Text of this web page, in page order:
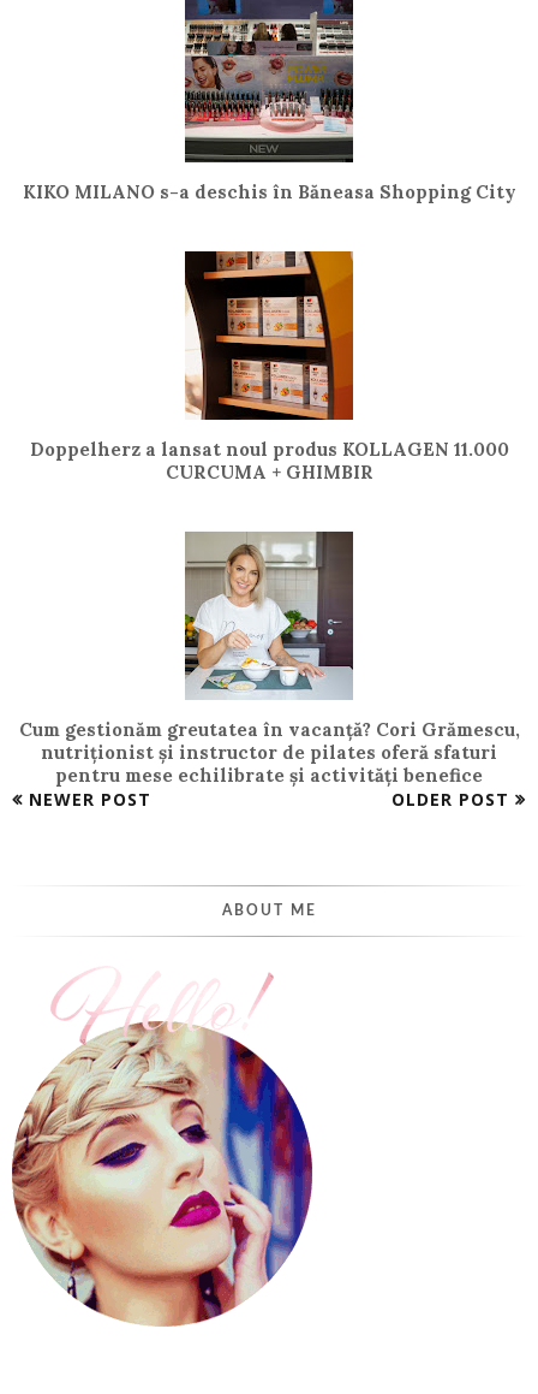
KIKO MILANO s-a deschis în Băneasa Shopping City
Doppelherz a lansat noul produs KOLLAGEN 11.000
CURCUMA + GHIMBIR
Cum gestionăm greutatea în vacanță? Cori Grămescu,
nutriționist și instructor de pilates oferă sfaturi
pentru mese echilibrate și activități benefice
NEWER POST
OLDER POST
ABOUT ME